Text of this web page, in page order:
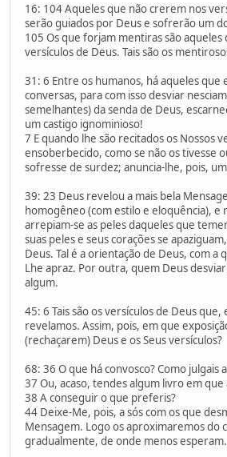
16: 104 Aqueles que não crerem nos
serão guiados por Deus e sofrerão um
105 Os que forjam mentiras são aqueles
versículos de Deus. Tais são os
31: 6 Entre os humanos, há aqueles que
conversas, para com isso desviar
semelhantes) da senda de Deus,
um castigo ignominioso!
7 E quando lhe são recitados os Nossos
ensoberbecido, como se não os tivesse
sofresse de surdez; anuncia-lhe, pois,
39: 23 Deus revelou a mais bela
homogêneo (com estilo e eloquência),
arrepiam-se as peles daqueles que
suas peles e seus corações se
Deus. Tal é a orientação de Deus, com a
Lhe apraz. Por outra, quem Deus
algum.
45: 6 Tais são os versículos de Deus
revelamos. Assim, pois, em que
(rechaçarem) Deus e os Seus versículos?
68: 36 O que há convosco? Como julgais
37 Ou, acaso, tendes algum livro em
38 A conseguir o que preferis?
44 Deixe-Me, pois, a sós com os que
Mensagem. Logo os aproximaremos do
gradualmente, de onde menos esperam.